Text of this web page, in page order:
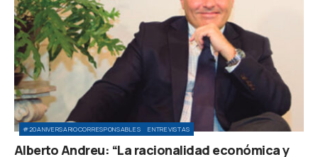
#20ANIVERSARIOCORRESPONSABLES ENTREVISTAS
Alberto Andreu: “La racionalidad económica y